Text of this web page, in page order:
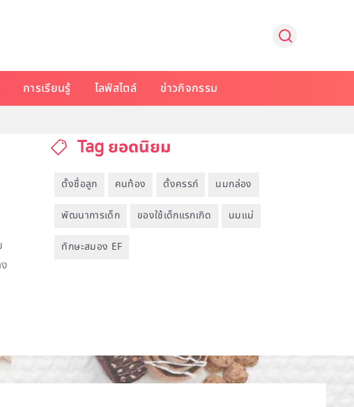
การเรียนรู้ ไลฟ์สไตล์ ข่าวกิจกรรม
Tag ยอดนิยม
ตั้งชื่อลูก คนท้อง ตั้งครรภ์ นมกล่อง
พัฒนาการเด็ก ของใช้เด็กแรกเกิด นมแม่
ทักษะสมอง EF